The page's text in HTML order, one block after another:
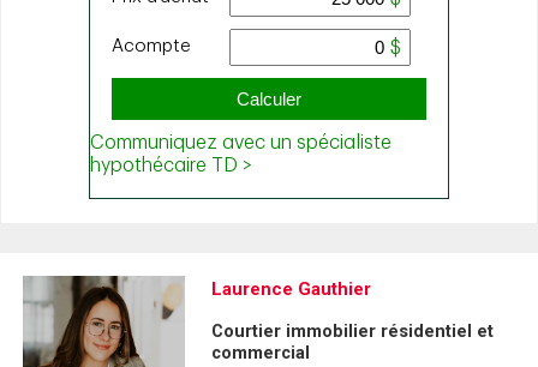
Laurence Gauthier
Courtier immobilier résidentiel et
commercial